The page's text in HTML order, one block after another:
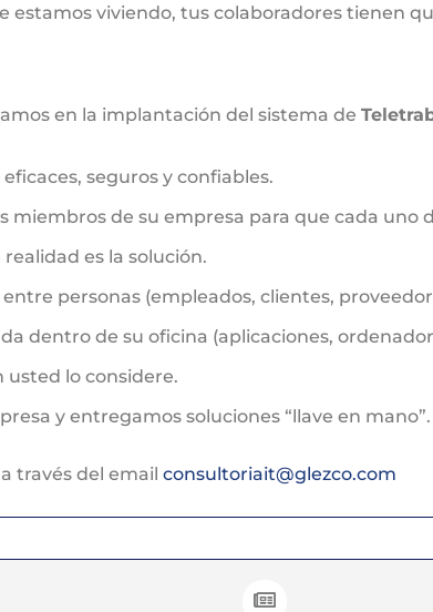
estamos viviendo, tus colaboradores tienen
en la implantación del sistema de
seguros y confiables.
miembros de su empresa para que cada uno
es la solución.
personas (empleados, clientes,
dentro de su oficina (aplicaciones,
usted lo considere.
y entregamos soluciones “llave en mano”.
través del email consultoriait@glezco.com